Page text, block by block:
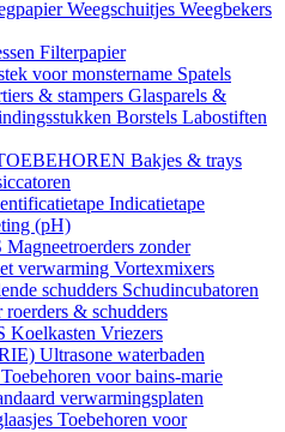
Weegschuitjes Weegbekers
Filterpapier
voor monstername Spatels
& stampers Glasparels &
Borstels Labostiften
Bakjes & trays
Indicatietape
(pH)
Magneetroerders zonder
verwarming Vortexmixers
schudders Schudincubatoren
roerders & schudders
Koelkasten Vriezers
Ultrasone waterbaden
Toebehoren voor bains-marie
verwarmingsplaten
Toebehoren voor